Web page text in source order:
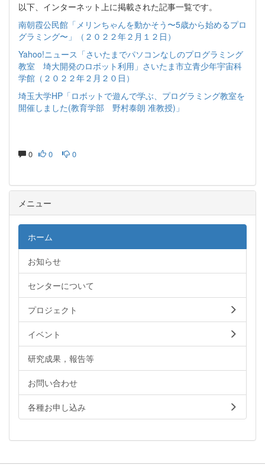
以下、インターネット上に掲載された記事一覧です。
南朝霞公民館「メリンちゃんを動かそう〜5歳から始めるプロ
グラミング〜」（２０２２年２月１２日）
Yahoo!ニュース「さいたまでパソコンなしのプログラミング
教室 埼大開発のロボット利用」さいたま市立青少年宇宙科
学館（２０２２年２月２０日）
埼玉大学HP「ロボットで遊んで学ぶ、プログラミング教室を
開催しました(教育学部 野村泰朗 准教授)」
0 0 0
メニュー
ホーム
お知らせ
センターについて
プロジェクト
イベント
研究成果，報告等
お問い合わせ
各種お申し込み